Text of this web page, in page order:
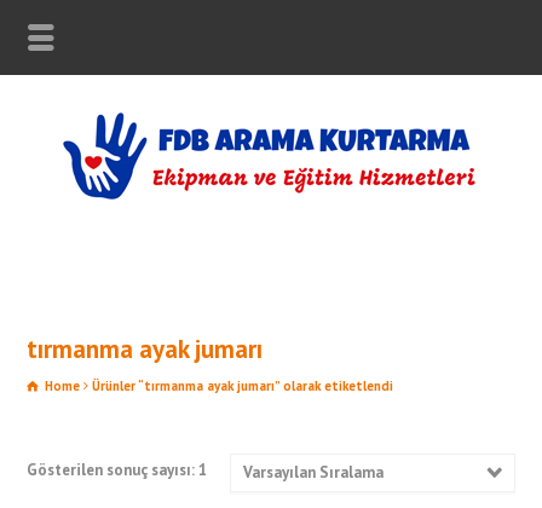
tırmanma ayak jumarı
Home Ürünler “tırmanma ayak jumarı” olarak etiketlendi
Gösterilen sonuç sayısı: 1 Varsayılan Sıralama